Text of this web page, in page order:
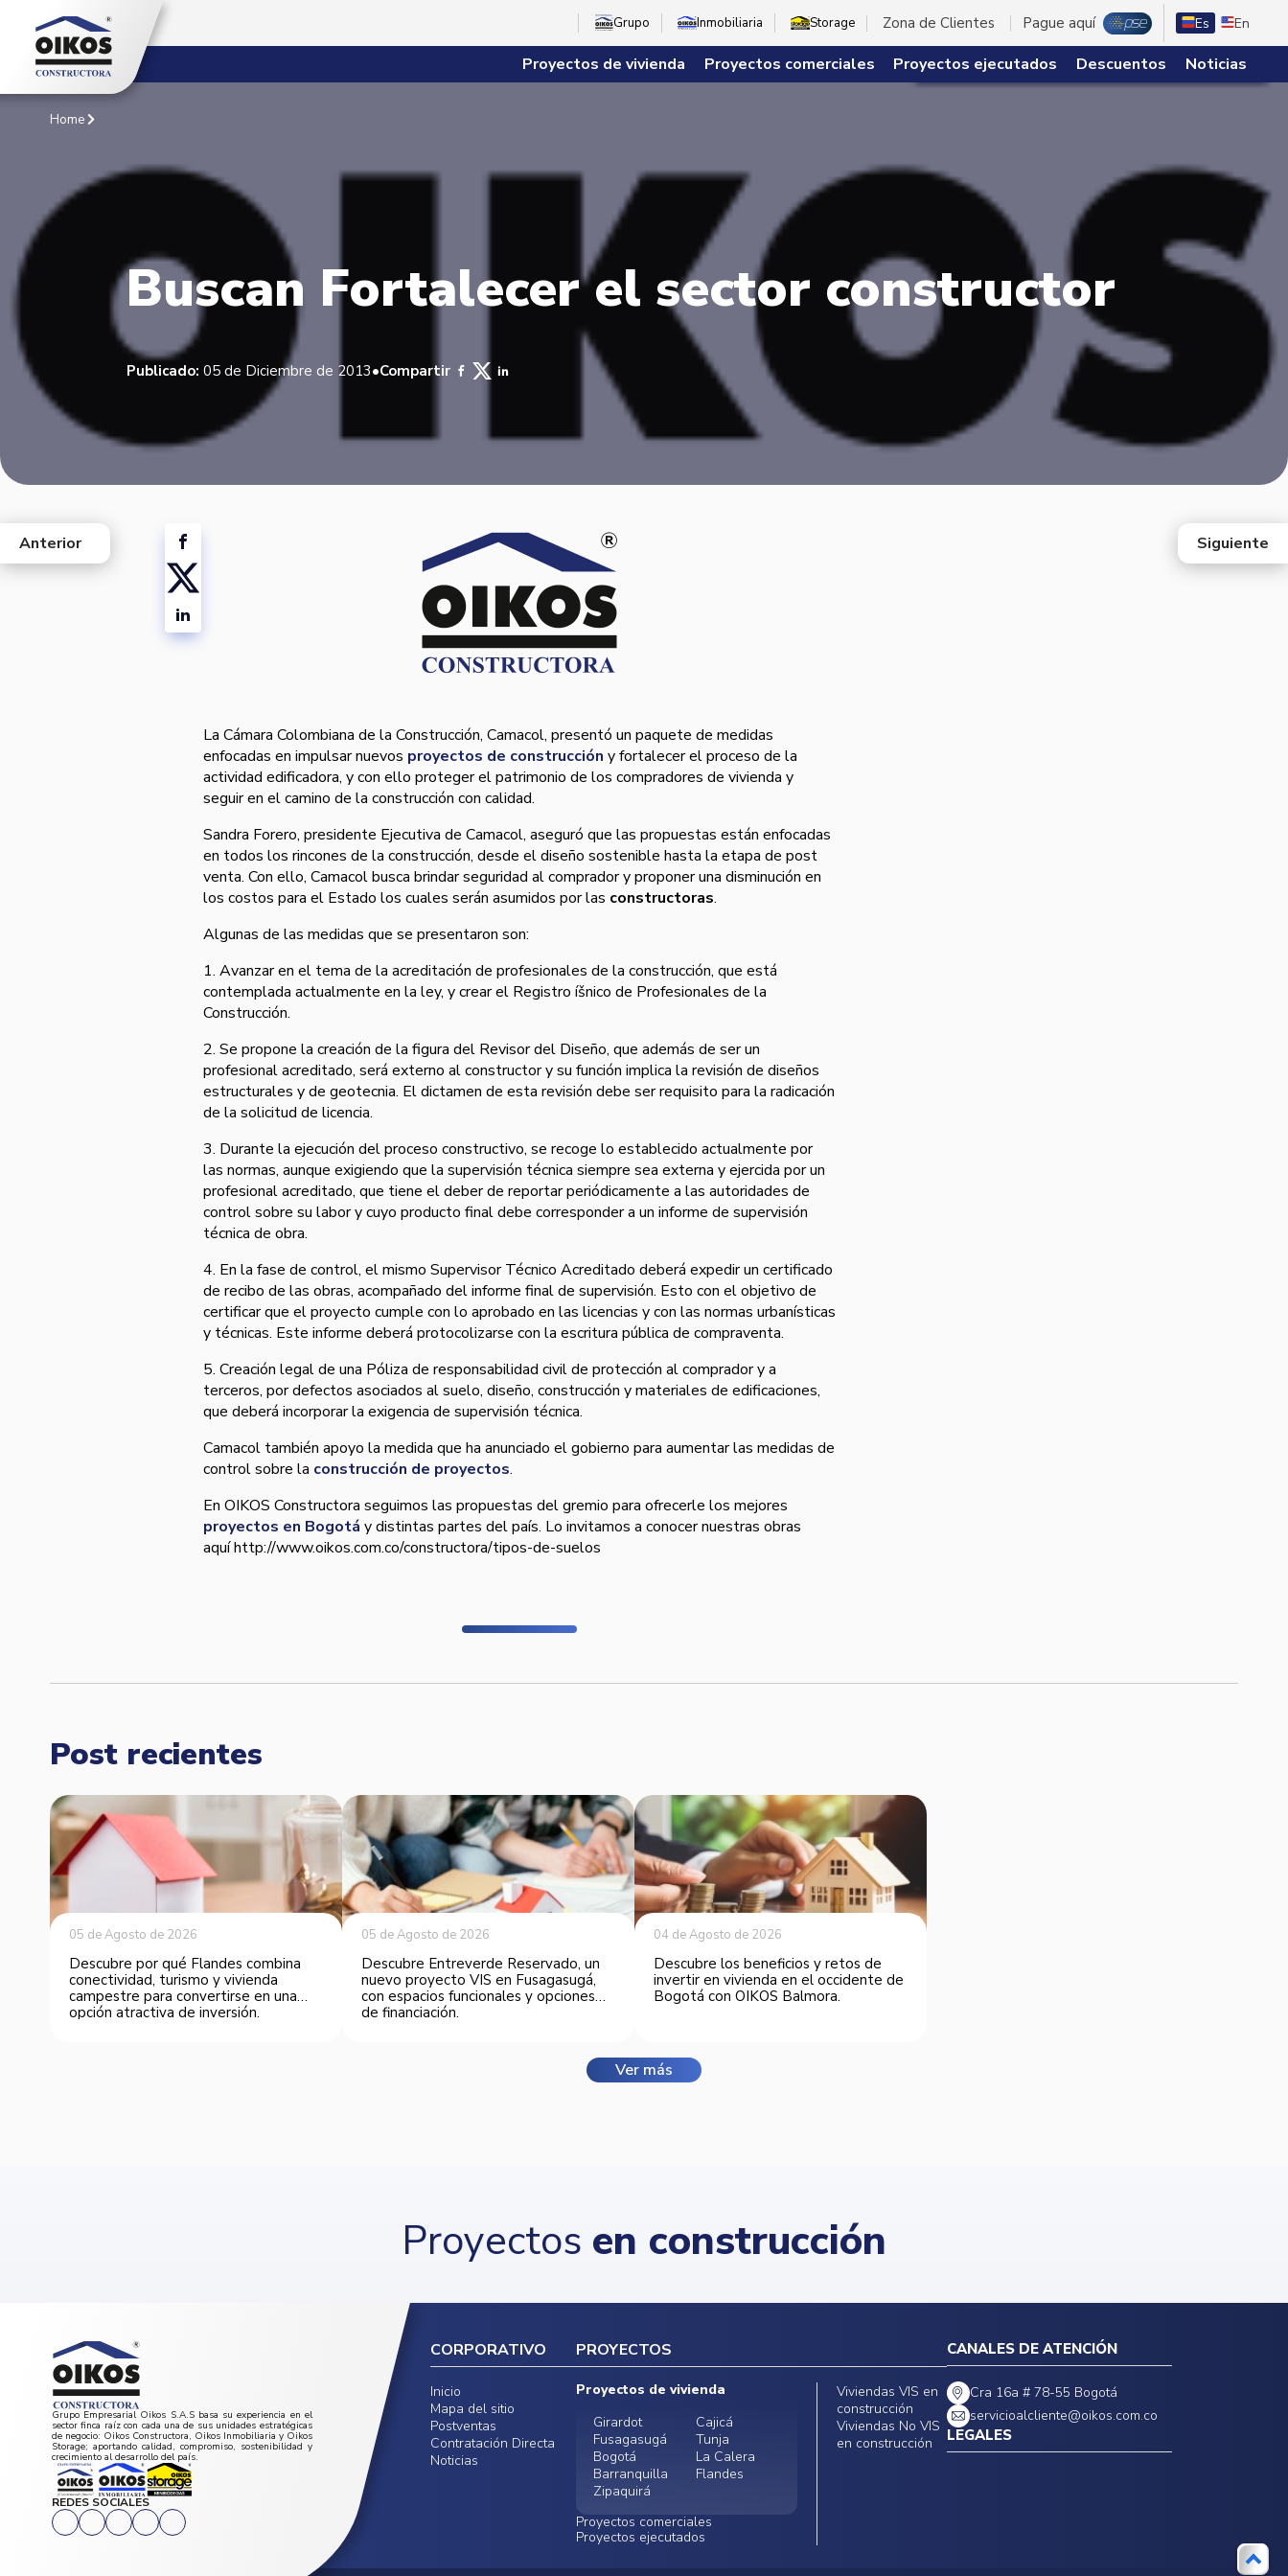
Grupo Inmobiliaria Storage Zona de Clientes Pague aquí Es En
Proyectos de vivienda Proyectos comerciales Proyectos ejecutados Descuentos Noticias
Home
Buscan Fortalecer el sector constructor
Publicado: 05 de Diciembre de 2013•Compartir
La Cámara Colombiana de la Construcción, Camacol, presentó un paquete de medidas
enfocadas en impulsar nuevos proyectos de construcción y fortalecer el proceso de la
actividad edificadora, y con ello proteger el patrimonio de los compradores de vivienda y
seguir en el camino de la construcción con calidad.
Sandra Forero, presidente Ejecutiva de Camacol, aseguró que las propuestas están enfocadas
en todos los rincones de la construcción, desde el diseño sostenible hasta la etapa de post
venta. Con ello, Camacol busca brindar seguridad al comprador y proponer una disminución en
los costos para el Estado los cuales serán asumidos por las constructoras.
Algunas de las medidas que se presentaron son:
1. Avanzar en el tema de la acreditación de profesionales de la construcción, que está
contemplada actualmente en la ley, y crear el Registro íšnico de Profesionales de la
Construcción.
2. Se propone la creación de la figura del Revisor del Diseño, que además de ser un
profesional acreditado, será externo al constructor y su función implica la revisión de diseños
estructurales y de geotecnia. El dictamen de esta revisión debe ser requisito para la radicación
de la solicitud de licencia.
3. Durante la ejecución del proceso constructivo, se recoge lo establecido actualmente por
las normas, aunque exigiendo que la supervisión técnica siempre sea externa y ejercida por un
profesional acreditado, que tiene el deber de reportar periódicamente a las autoridades de
control sobre su labor y cuyo producto final debe corresponder a un informe de supervisión
técnica de obra.
4. En la fase de control, el mismo Supervisor Técnico Acreditado deberá expedir un certificado
de recibo de las obras, acompañado del informe final de supervisión. Esto con el objetivo de
certificar que el proyecto cumple con lo aprobado en las licencias y con las normas urbaní­sticas
y técnicas. Este informe deberá protocolizarse con la escritura pública de compraventa.
5. Creación legal de una Póliza de responsabilidad civil de protección al comprador y a
terceros, por defectos asociados al suelo, diseño, construcción y materiales de edificaciones,
que deberá incorporar la exigencia de supervisión técnica.
Camacol también apoyo la medida que ha anunciado el gobierno para aumentar las medidas de
control sobre la construcción de proyectos.
En OIKOS Constructora seguimos las propuestas del gremio para ofrecerle los mejores
proyectos en Bogotá y distintas partes del paí­s. Lo invitamos a conocer nuestras obras
aquí­ http://www.oikos.com.co/constructora/tipos-de-suelos
west
Anterior Siguiente
Post recientes
05 de Agosto de 2026
Descubre por qué Flandes combina
conectividad, turismo y vivienda
campestre para convertirse en una
opción atractiva de inversión.
05 de Agosto de 2026
Descubre Entreverde Reservado, un
nuevo proyecto VIS en Fusagasugá,
con espacios funcionales y opciones
de financiación.
04 de Agosto de 2026
Descubre los beneficios y retos de
invertir en vivienda en el occidente de
Bogotá con OIKOS Balmora.
Ver más
Proyectos en construcción
Grupo Empresarial Oikos S.A.S basa su experiencia en el
sector finca raíz con cada una de sus unidades estratégicas
de negocio: Oikos Constructora, Oikos Inmobiliaria y Oikos
Storage; aportando calidad, compromiso, sostenibilidad y
crecimiento al desarrollo del país.
REDES SOCIALES
CORPORATIVO
Inicio
Mapa del sitio
Postventas
Contratación Directa
Noticias
PROYECTOS
Proyectos de vivienda
Girardot
Cajicá
Fusagasugá
Tunja
Bogotá
La Calera
Barranquilla
Flandes
Zipaquirá
Proyectos comerciales
ALMAX Funza
Proyectos ejecutados
Conoce
Viviendas VIS en
construcción
Viviendas No VIS
en construcción
CANALES DE ATENCIÓN
Cra 16a # 78-55 Bogotá
servicioalcliente@oikos.com.co
LEGALES